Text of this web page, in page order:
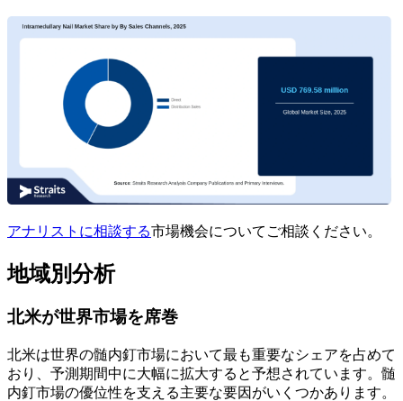
アナリストに相談する市場機会についてご相談ください。
地域別分析
北米が世界市場を席巻
北米は世界の髄内釘市場において最も重要なシェアを占めて
おり、予測期間中に大幅に拡大すると予想されています。髄
内釘市場の優位性を支える主要な要因がいくつかあります。